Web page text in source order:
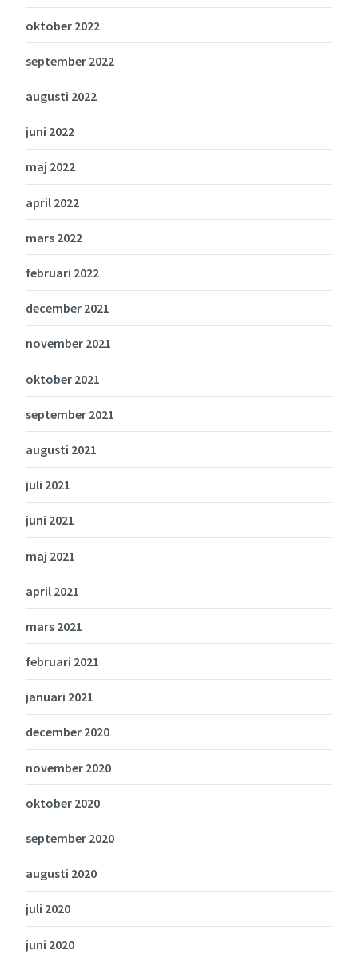
oktober 2022
september 2022
augusti 2022
juni 2022
maj 2022
april 2022
mars 2022
februari 2022
december 2021
november 2021
oktober 2021
september 2021
augusti 2021
juli 2021
juni 2021
maj 2021
april 2021
mars 2021
februari 2021
januari 2021
december 2020
november 2020
oktober 2020
september 2020
augusti 2020
juli 2020
juni 2020